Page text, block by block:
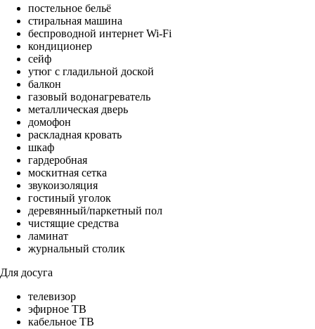
постельное бельё
стиральная машина
беспроводной интернет Wi-Fi
кондиционер
сейф
утюг с гладильной доской
балкон
газовый водонагреватель
металлическая дверь
домофон
раскладная кровать
шкаф
гардеробная
москитная сетка
звукоизоляция
гостиный уголок
деревянный/паркетный пол
чистящие средства
ламинат
журнальный столик
Для досуга
телевизор
эфирное ТВ
кабельное ТВ